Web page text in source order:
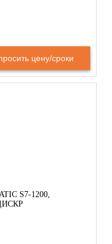
цену/сроки
S7-1200,